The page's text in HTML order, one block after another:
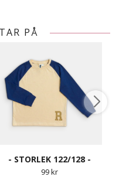
PÅ
- STORLEK 122/128 -
99 kr